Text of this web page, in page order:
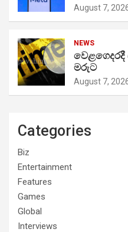
August 7,
NEWS
වෙළගෙදරදී
මරුට
August 7,
Categories
Biz
Entertainment
Features
Games
Global
Interviews